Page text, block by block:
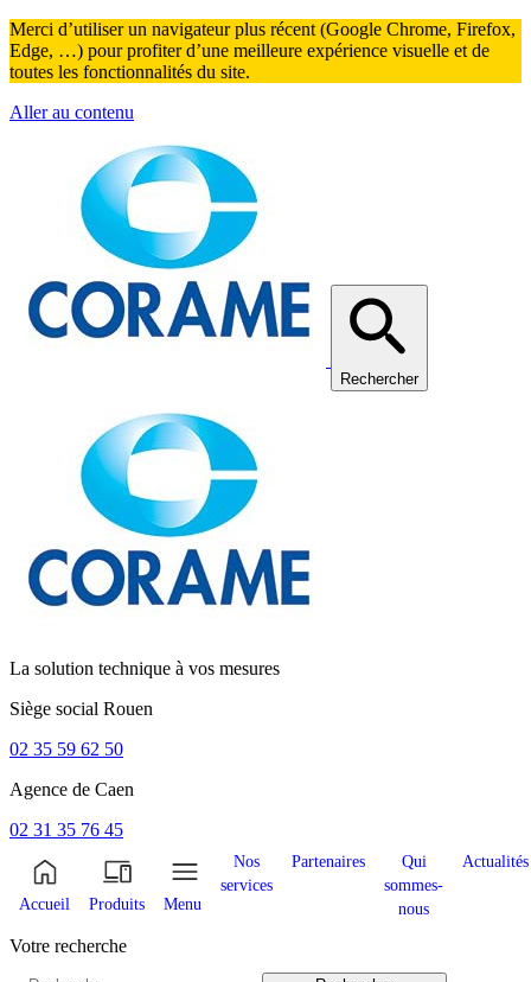
Merci d’utiliser un navigateur plus récent (Google Chrome, Firefox,
Edge, …) pour profiter d’une meilleure expérience visuelle et de
toutes les fonctionnalités du site.
Aller au contenu
Rechercher
La solution technique à vos mesures
Siège social Rouen
02 35 59 62 50
Agence de Caen
02 31 35 76 45
Accueil Produits Menu
Nos
services
Partenaires
Qui
sommes-
nous
Actualités
Votre recherche